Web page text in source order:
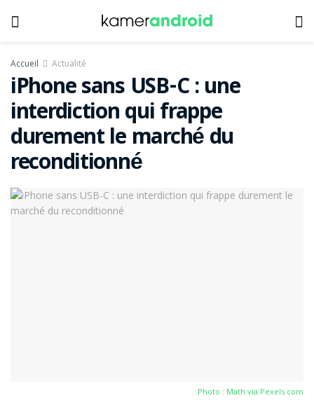
Accueil Actualité
iPhone sans USB-C : une
interdiction qui frappe
durement le marché du
reconditionné
Photo : Math via Pexels.com